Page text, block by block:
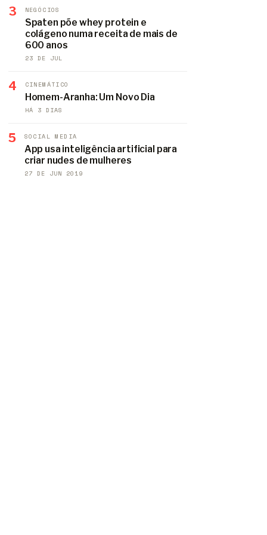
3 NEGÓCIOS
Spaten põe whey protein e
colágeno numa receita de mais de
600 anos
23 DE JUL
4 CINEMÁTICO
Homem-Aranha: Um Novo Dia
HÁ 3 DIAS
5 SOCIAL MEDIA
App usa inteligência artificial para
criar nudes de mulheres
27 DE JUN 2019